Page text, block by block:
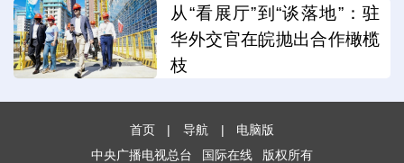
从“看展厅”到“谈落地”：驻
华外交官在皖抛出合作橄榄
枝
首页 | 导航 |
电脑版
中央广播电视总台
国际在线 版权所有